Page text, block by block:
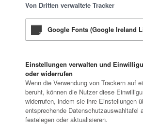
Von Dritten verwaltete Tracker
Google Fonts (Google Ireland
Einstellungen verwalten und
oder widerrufen
Wenn die Verwendung von Trackern auf
beruht, können die Nutzer diese
widerrufen, indem sie ihre Einstellungen
entsprechende Datenschutzauswahltafel
festelegen oder aktualisieren.